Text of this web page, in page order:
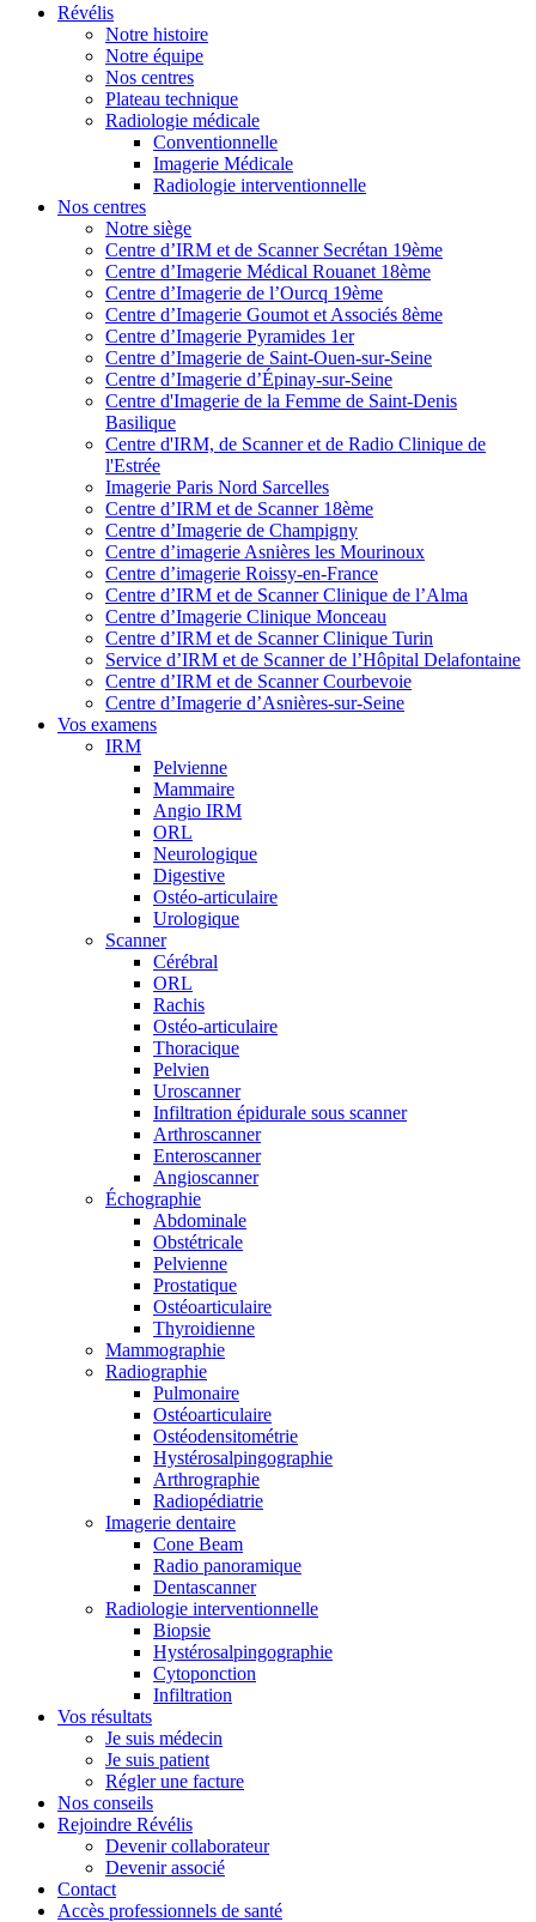
Révélis
Notre histoire
Notre équipe
Nos centres
Plateau technique
Radiologie médicale
Conventionnelle
Imagerie Médicale
Radiologie interventionnelle
Nos centres
Notre siège
Centre d’IRM et de Scanner Secrétan 19ème
Centre d’Imagerie Médical Rouanet 18ème
Centre d’Imagerie de l’Ourcq 19ème
Centre d’Imagerie Goumot et Associés 8ème
Centre d’Imagerie Pyramides 1er
Centre d’Imagerie de Saint-Ouen-sur-Seine
Centre d’Imagerie d’Épinay-sur-Seine
Centre d'Imagerie de la Femme de Saint-Denis
Basilique
Centre d'IRM, de Scanner et de Radio Clinique de
l'Estrée
Imagerie Paris Nord Sarcelles
Centre d’IRM et de Scanner 18ème
Centre d’Imagerie de Champigny
Centre d’imagerie Asnières les Mourinoux
Centre d’imagerie Roissy-en-France
Centre d’IRM et de Scanner Clinique de l’Alma
Centre d’Imagerie Clinique Monceau
Centre d’IRM et de Scanner Clinique Turin
Service d’IRM et de Scanner de l’Hôpital Delafontaine
Centre d’IRM et de Scanner Courbevoie
Centre d’Imagerie d’Asnières-sur-Seine
Vos examens
IRM
Pelvienne
Mammaire
Angio IRM
ORL
Neurologique
Digestive
Ostéo-articulaire
Urologique
Scanner
Cérébral
ORL
Rachis
Ostéo-articulaire
Thoracique
Pelvien
Uroscanner
Infiltration épidurale sous scanner
Arthroscanner
Enteroscanner
Angioscanner
Échographie
Abdominale
Obstétricale
Pelvienne
Prostatique
Ostéoarticulaire
Thyroidienne
Mammographie
Radiographie
Pulmonaire
Ostéoarticulaire
Ostéodensitométrie
Hystérosalpingographie
Arthrographie
Radiopédiatrie
Imagerie dentaire
Cone Beam
Radio panoramique
Dentascanner
Radiologie interventionnelle
Biopsie
Hystérosalpingographie
Cytoponction
Infiltration
Vos résultats
Je suis médecin
Je suis patient
Régler une facture
Nos conseils
Rejoindre Révélis
Devenir collaborateur
Devenir associé
Contact
Accès professionnels de santé